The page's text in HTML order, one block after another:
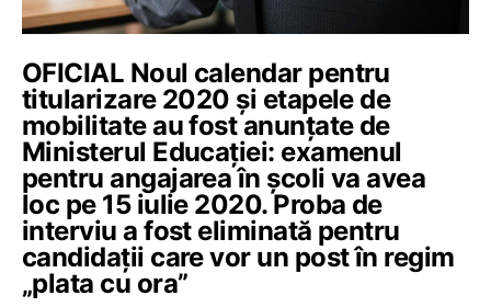
OFICIAL Noul calendar pentru
titularizare 2020 şi etapele de
mobilitate au fost anunțate de
Ministerul Educației: examenul
pentru angajarea în școli va avea
loc pe 15 iulie 2020. Proba de
interviu a fost eliminată pentru
candidații care vor un post în regim
„plata cu ora”